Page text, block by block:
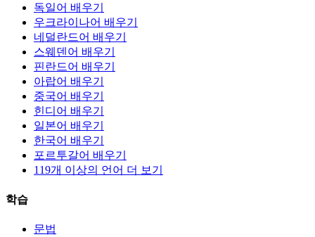
독일어 배우기
우크라이나어 배우기
네덜란드어 배우기
스웨덴어 배우기
핀란드어 배우기
아랍어 배우기
중국어 배우기
힌디어 배우기
일본어 배우기
한국어 배우기
포르투갈어 배우기
119개 이상의 언어 더 보기
학습
문법